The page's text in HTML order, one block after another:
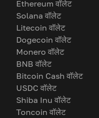
Ethereum वॉलेट
Solana वॉलेट
Litecoin वॉलेट
Dogecoin वॉलेट
Monero वॉलेट
BNB वॉलेट
Bitcoin Cash वॉलेट
USDC वॉलेट
Shiba Inu वॉलेट
Toncoin वॉलेट